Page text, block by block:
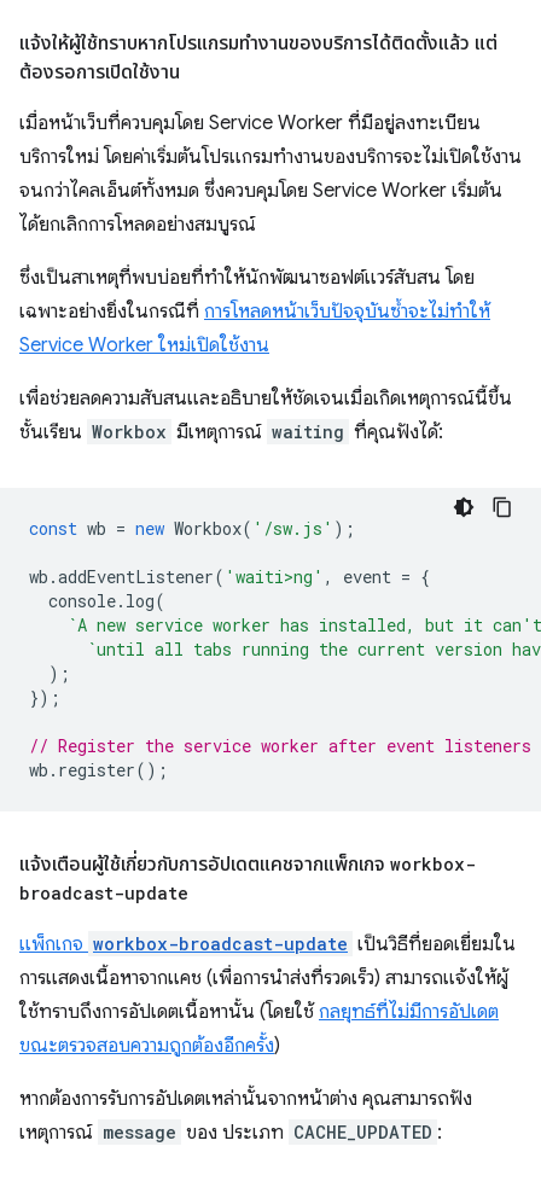
แจ้งให้ผู้ใช้ทราบหากโปรแกรมทำงานของบริการได้ติดตั้งแล้ว แต่
ต้องรอการเปิดใช้งาน
เมื่อหน้าเว็บที่ควบคุมโดย Service Worker ที่มีอยู่ลงทะเบียน
บริการใหม่ โดยค่าเริ่มต้นโปรแกรมทำงานของบริการจะไม่เปิดใช้งาน
จนกว่าไคลเอ็นต์ทั้งหมด ซึ่งควบคุมโดย Service Worker เริ่มต้น
ได้ยกเลิกการโหลดอย่างสมบูรณ์
ซึ่งเป็นสาเหตุที่พบบ่อยที่ทำให้นักพัฒนาซอฟต์แวร์สับสน โดย
เฉพาะอย่างยิ่งในกรณีที่ การโหลดหน้าเว็บปัจจุบันซ้ำจะไม่ทำให้
Service Worker ใหม่เปิดใช้งาน
เพื่อช่วยลดความสับสนและอธิบายให้ชัดเจนเมื่อเกิดเหตุการณ์นี้ขึ้น
ชั้นเรียน Workbox มีเหตุการณ์ waiting ที่คุณฟังได้:
const wb = new Workbox( '/sw.js' );
wb .addEventListener( 'waiti>ng' , event = {
console. log(
`A new service worker has installed, but it
`until all tabs running the current version
);
});
// Register the service worker after event listeners
wb . register();
แจ้งเตือนผู้ใช้เกี่ยวกับการอัปเดตแคชจากแพ็กเกจ workbox-
broadcast-update
แพ็กเกจ workbox-broadcast-update เป็นวิธีที่ยอดเยี่ยมใน
การแสดงเนื้อหาจากแคช (เพื่อการนำส่งที่รวดเร็ว) สามารถแจ้งให้ผู้
ใช้ทราบถึงการอัปเดตเนื้อหานั้น (โดยใช้ กลยุทธ์ที่ไม่มีการอัปเดต
ขณะตรวจสอบความถูกต้องอีกครั้ง)
หากต้องการรับการอัปเดตเหล่านั้นจากหน้าต่าง คุณสามารถฟัง
เหตุการณ์ message ของ ประเภท CACHE_UPDATED :